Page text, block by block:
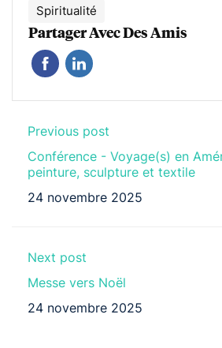
Spiritualité
Partager Avec Des Amis
Previous post
Conférence - Voyage(s) en
peinture, sculpture et textile
24 novembre 2025
Next post
Messe vers Noël
24 novembre 2025